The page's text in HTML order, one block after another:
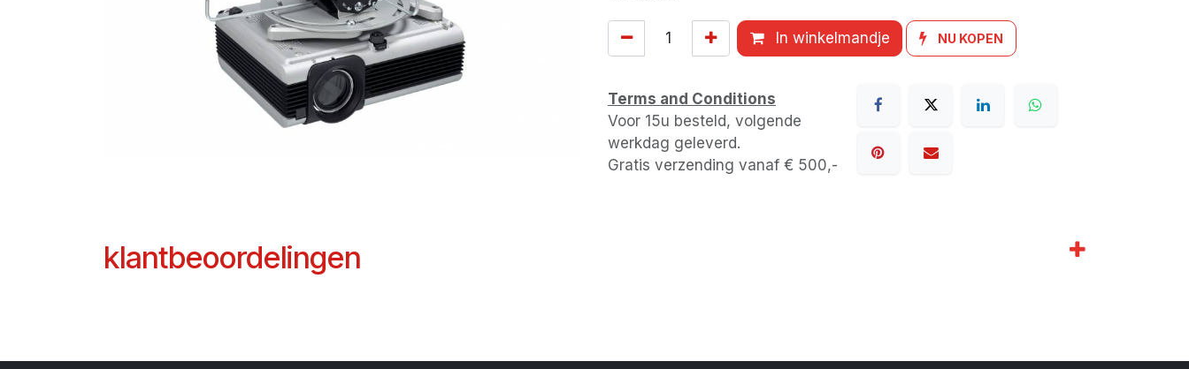
In winkelmandje NU KOPEN
Terms and Conditions
Voor 15u besteld, volgende
werkdag geleverd.
Gratis verzending vanaf € 500,-
klantbeoordelingen